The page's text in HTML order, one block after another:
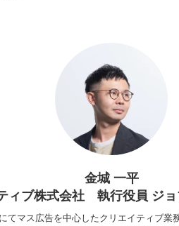
金城 一平
ィブ株式会社 執行役員 ジ
てマス広告を中心したクリエイティブ業